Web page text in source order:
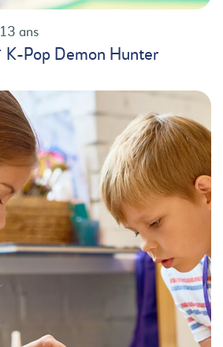
ans
Pop Demon Hunter